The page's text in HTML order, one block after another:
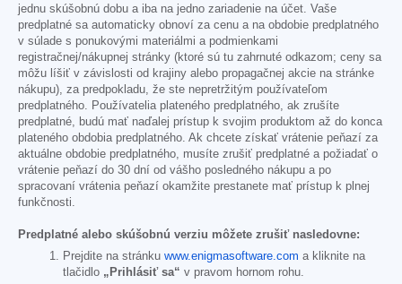
jednu skúšobnú dobu a iba na jedno zariadenie na účet. Vaše
predplatné sa automaticky obnoví za cenu a na obdobie predplatného
v súlade s ponukovými materiálmi a podmienkami
registračnej/nákupnej stránky (ktoré sú tu zahrnuté odkazom; ceny sa
môžu líšiť v závislosti od krajiny alebo propagačnej akcie na stránke
nákupu), za predpokladu, že ste nepretržitým používateľom
predplatného. Používatelia plateného predplatného, ak zrušíte
predplatné, budú mať naďalej prístup k svojim produktom až do konca
plateného obdobia predplatného. Ak chcete získať vrátenie peňazí za
aktuálne obdobie predplatného, musíte zrušiť predplatné a požiadať o
vrátenie peňazí do 30 dní od vášho posledného nákupu a po
spracovaní vrátenia peňazí okamžite prestanete mať prístup k plnej
funkčnosti.
Predplatné alebo skúšobnú verziu môžete zrušiť nasledovne:
Prejdite na stránku www.enigmasoftware.com a kliknite na
tlačidlo „Prihlásiť sa“ v pravom hornom rohu.